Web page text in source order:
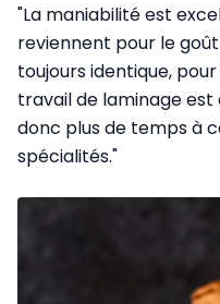
"La maniabilité est
reviennent pour le
toujours identique,
travail de laminage est
donc plus de temps à
spécialités."